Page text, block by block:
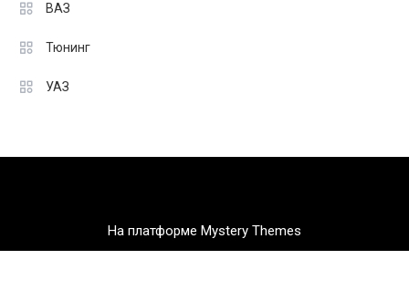
ВАЗ
Тюнинг
УАЗ
На платформе Mystery Themes